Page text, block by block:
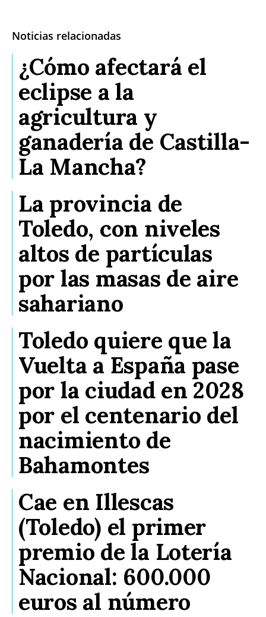
Noticias relacionadas
¿Cómo afectará el
eclipse a la
agricultura y
ganadería de Castilla-
La Mancha?
La provincia de
Toledo, con niveles
altos de partículas
por las masas de aire
sahariano
Toledo quiere que la
Vuelta a España pase
por la ciudad en 2028
por el centenario del
nacimiento de
Bahamontes
Cae en Illescas
(Toledo) el primer
premio de la Lotería
Nacional: 600.000
euros al número